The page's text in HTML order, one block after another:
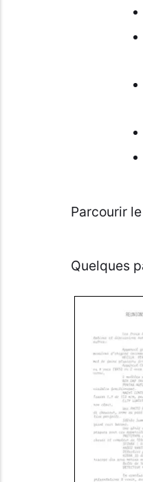
Parcourir
Quelques